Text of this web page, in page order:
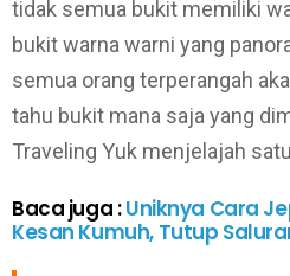
tidak semua bukit memiliki
bukit warna warni yang
semua orang terperangah
tahu bukit mana saja yang
Traveling Yuk menjelajah
Baca juga :Uniknya Cara
Kesan Kumuh, Tutup